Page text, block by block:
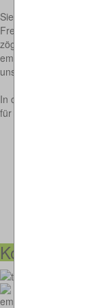
Sie kennen jemanden
Freunden und
zögern Sie bitte nicht,
empfehlen. Genauso
unser absolut
In diesem Sinne -
für Ihren Besuch!
Kontakt-